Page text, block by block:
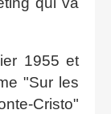
1955 et
"Sur les
Cristo"